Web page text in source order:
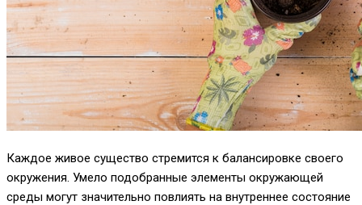
Каждое живое существо стремится к балансировке своего
окружения. Умело подобранные элементы окружающей
среды могут значительно повлиять на внутреннее состояние